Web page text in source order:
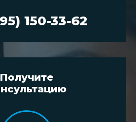
150-33-62
Получите